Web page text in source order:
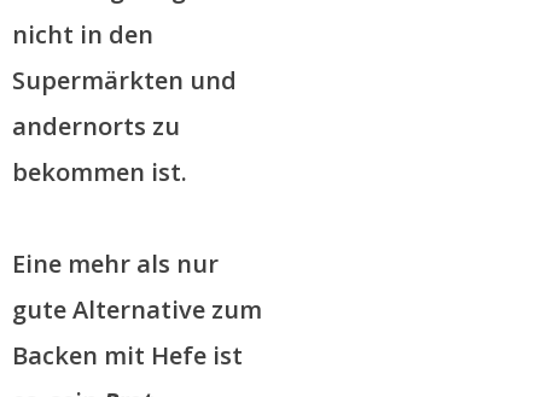
nicht in den
Supermärkten und
andernorts zu
bekommen ist.
Eine mehr als nur
gute Alternative zum
Backen mit Hefe ist